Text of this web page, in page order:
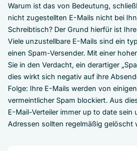
Warum ist das von Bedeutung,
nicht zugestellten E-Mails nicht bei
Schreibtisch? Der Grund hierfür ist Ihre
Viele unzustellbare E-Mails sind ein
einen Spam-Versender. Mit einer
Sie in den Verdacht, ein derartiger
dies wirkt sich negativ auf ihre
Folge: Ihre E-Mails werden von
vermeintlicher Spam blockiert. Aus
E-Mail-Verteiler immer up to date sein
Adressen sollten regelmäßig gelöscht